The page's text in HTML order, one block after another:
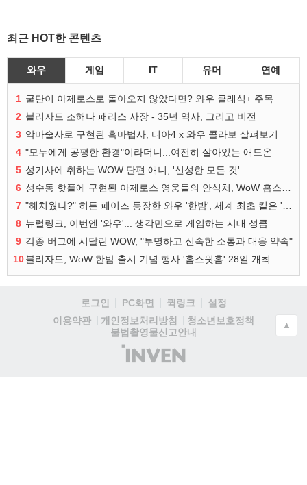
최근 HOT한 콘텐츠
와우 게임 IT 유머 연예
1 굴단이 아제로스로 돌아오지 않았다면? 와우 클래식+ 주목
2 블리자드 조해나 패리스 사장 - 35년 역사, 그리고 비전
3 악마술사로 구현된 흑마법사, 디아4 x 와우 콜라보 살펴보기
4 "모두에게 공평한 환경"이라더니...여전히 살아있는 애드온
5 성기사에 취하는 WOW 단편 애니, '신성한 모든 것'
6
7
8 뉴럴링크, 이번엔 '와우'... 생각만으로 게임하는 시대 성큼
9 각종 버그에 시달린 WOW, "투명하고 신속한 소통과 대응 약속"
10블리자드, WoW 한밤 출시 기념 행사 '홈스윗홈' 28일 개최
로그인 PC화면 퀵링크
설정
이용약관
개인정보처리방침
청소년보호정책
불법촬영물신고안내
(주)
인
▲